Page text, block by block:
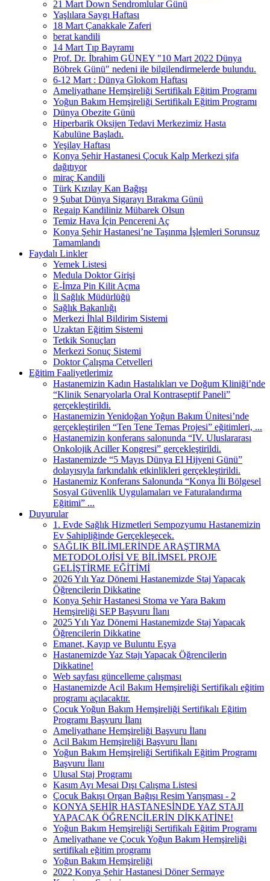
21 Mart Down Sendromlular Günü
Yaşlılara Saygı Haftası
18 Mart Çanakkale Zaferi
berat kandili
14 Mart Tıp Bayramı
Prof. Dr. İbrahim GÜNEY "10 Mart 2022 Dünya
Böbrek Günü" nedeni ile bilgilendirmelerde bulundu.
6-12 Mart : Dünya Glokom Haftası
Ameliyathane Hemşireliği Sertifikalı Eğitim Programı
Yoğun Bakım Hemşireliği Sertifikalı Eğitim Programı
Dünya Obezite Günü
Hiperbarik Oksijen Tedavi Merkezimiz Hasta
Kabulüne Başladı.
Yeşilay Haftası
Konya Şehir Hastanesi Çocuk Kalp Merkezi şifa
dağıtıyor
miraç Kandili
Türk Kızılay Kan Bağışı
9 Şubat Dünya Sigarayı Bırakma Günü
Regaip Kandiliniz Mübarek Olsun
Temiz Hava İçin Pencereni Aç
Konya Şehir Hastanesi’ne Taşınma İşlemleri Sorunsuz
Tamamlandı
Faydalı Linkler
Yemek Listesi
Medula Doktor Girişi
E-İmza Pin Kilit Açma
İl Sağlık Müdürlüğü
Sağlık Bakanlığı
Merkezi İhlal Bildirim Sistemi
Uzaktan Eğitim Sistemi
Tetkik Sonuçları
Merkezi Sonuç Sistemi
Doktor Çalışma Cetvelleri
Eğitim Faaliyetlerimiz
Hastanemizin Kadın Hastalıkları ve Doğum Kliniği’nde
“Klinik Senaryolarla Oral Kontraseptif Paneli”
gerçekleştirildi.
Hastanemizin Yenidoğan Yoğun Bakım Ünitesi’nde
gerçekleştirilen “Ten Tene Temas Projesi” eğitimleri, ...
Hastanemizin konferans salonunda “IV. Uluslararası
Onkolojik Aciller Kongresi” gerçekleştirildi.
Hastanemizde “5 Mayıs Dünya El Hijyeni Günü”
dolayısıyla farkındalık etkinlikleri gerçekleştirildi.
Hastanemiz Konferans Salonunda “Konya İli Bölgesel
Sosyal Güvenlik Uygulamaları ve Faturalandırma
Eğitimi” ...
Duyurular
1. Evde Sağlık Hizmetleri Sempozyumu Hastanemizin
Ev Sahipliğinde Gerçekleşecek.
SAĞLIK BİLİMLERİNDE ARAŞTIRMA
METODOLOJİSİ VE BİLİMSEL PROJE
GELİŞTİRME EĞİTİMİ
2026 Yılı Yaz Dönemi Hastanemizde Staj Yapacak
Öğrencilerin Dikkatine
Konya Şehir Hastanesi Stoma ve Yara Bakım
Hemşireliği SEP Başvuru İlanı
2025 Yılı Yaz Dönemi Hastanemizde Staj Yapacak
Öğrencilerin Dikkatine
Emanet, Kayıp ve Buluntu Eşya
Hastanemizde Yaz Stajı Yapacak Öğrencilerin
Dikkatine!
Web sayfası güncelleme çalışması
Hastanemizde Acil Bakım Hemşireliği Sertifikalı eğitim
programı açılacaktır.
Çocuk Yoğun Bakım Hemşireliği Sertifikalı Eğitim
Programı Başvuru İlanı
Ameliyathane Hemşireliği Başvuru İlanı
Acil Bakım Hemşireliği Başvuru İlanı
Yoğun Bakım Hemşireliği Sertifikalı Eğitim Programı
Başvuru İlanı
Ulusal Staj Programı
Kasım Ayı Mesai Dışı Çalışma Listesi
Çocuk Bakışı Organ Bağışı Resim Yarışması - 2
KONYA ŞEHİR HASTANESİNDE YAZ STAJI
YAPACAK ÖĞRENCİLERİN DİKKATİNE!
Yoğun Bakım Hemşireliği Sertifikalı Eğitim Programı
Ameliyathane ve Çocuk Yoğun Bakım Hemşireliği
sertifikalı eğitim programı
Yoğun Bakım Hemşireliği
2022 Konya Şehir Hastanesi Döner Sermaye